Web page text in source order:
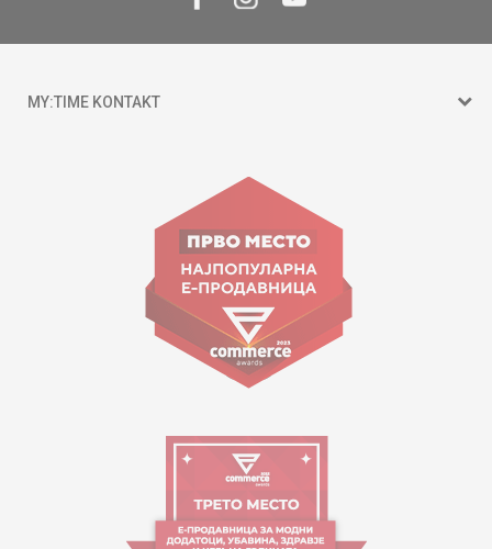
MY:TIME KONTAKT
Goce Nikolovski 74 Shkup
contact@mytime.mk
Orari i punës:
09:00 - 17:00